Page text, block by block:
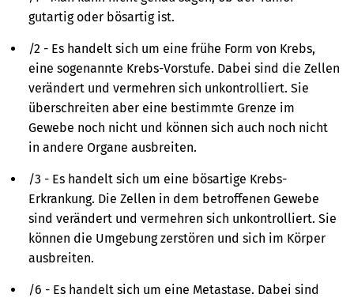
gutartig oder bösartig ist.
/2 - Es handelt sich um eine frühe Form von Krebs,
eine sogenannte Krebs-Vorstufe. Dabei sind die Zellen
verändert und vermehren sich unkontrolliert. Sie
überschreiten aber eine bestimmte Grenze im
Gewebe noch nicht und können sich auch noch nicht
in andere Organe ausbreiten.
/3 - Es handelt sich um eine bösartige Krebs-
Erkrankung. Die Zellen in dem betroffenen Gewebe
sind verändert und vermehren sich unkontrolliert. Sie
können die Umgebung zerstören und sich im Körper
ausbreiten.
/6 - Es handelt sich um eine Metastase. Dabei sind